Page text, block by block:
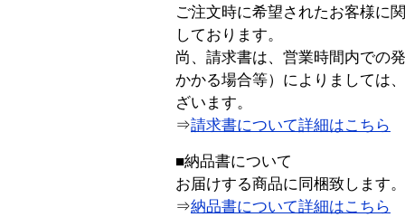
ご注文時に希望されたお客様に
しております。
尚、請求書は、営業時間内での
かかる場合等）によりましては
ざいます。
⇒請求書について詳細はこちら
■納品書について
お届けする商品に同梱致します。
⇒納品書について詳細はこちら